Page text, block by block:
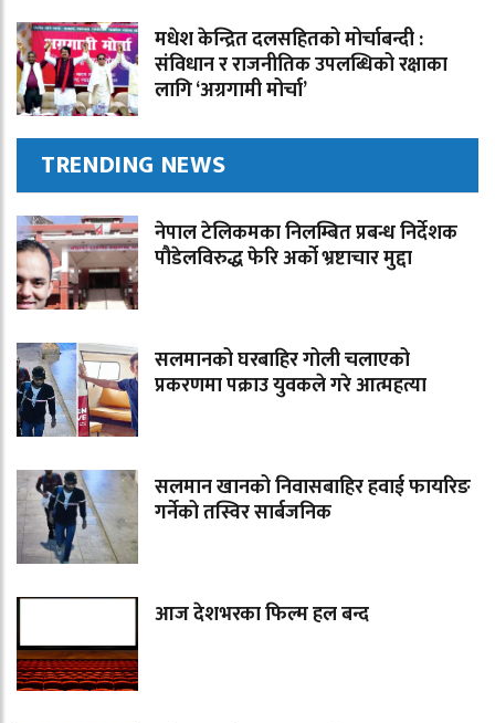
मधेश केन्द्रित दलसहितको मोर्चाबन्दी :
संविधान र राजनीतिक उपलब्धिको रक्षाका
लागि ‘अग्रगामी मोर्चा’
TRENDING NEWS
नेपाल टेलिकमका निलम्बित प्रबन्ध निर्देशक
पौडेलविरुद्ध फेरि अर्को भ्रष्टाचार मुद्दा
सलमानको घरबाहिर गोली चलाएको
प्रकरणमा पक्राउ युवकले गरे आत्महत्या
सलमान खानको निवासबाहिर हवाई फायरिङ
गर्नेको तस्विर सार्बजनिक
आज देशभरका फिल्म हल बन्द